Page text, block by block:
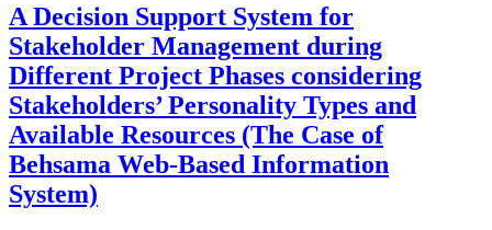
A Decision Support System for
Stakeholder Management during
Different Project Phases considering
Stakeholders’ Personality Types and
Available Resources (The Case of
Behsama Web-Based Information
System)